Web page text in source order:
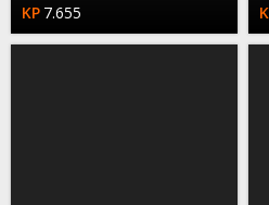
7.655